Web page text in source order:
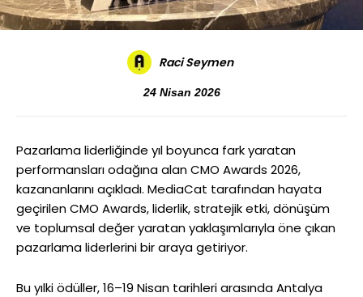
Raci Seymen
24 Nisan 2026
Pazarlama liderliğinde yıl boyunca fark yaratan
performansları odağına alan CMO Awards 2026,
kazananlarını açıkladı. MediaCat tarafından hayata
geçirilen CMO Awards, liderlik, stratejik etki, dönüşüm
ve toplumsal değer yaratan yaklaşımlarıyla öne çıkan
pazarlama liderlerini bir araya getiriyor.
Bu yılki ödüller, 16–19 Nisan tarihleri arasında Antalya